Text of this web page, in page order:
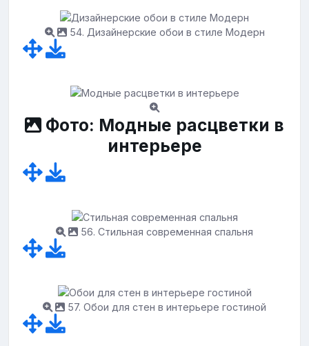
54. Дизайнерские обои в стиле Модерн
Фото: Модные расцветки в
интерьере
56. Стильная современная спальня
57. Обои для стен в интерьере гостиной